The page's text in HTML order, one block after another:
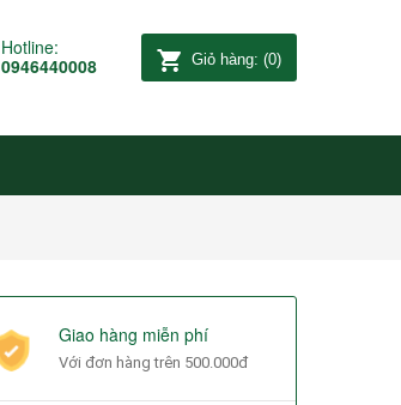
Hotline:
0946440008
Giỏ hàng: (0)
Giao hàng miễn phí
Với đơn hàng trên 500.000đ